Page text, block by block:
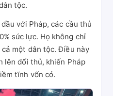
tộc.
với Pháp, các cầu thủ
sức lực. Họ không chỉ
một dân tộc. Điều này
lên đối thủ, khiến Pháp
tĩnh vốn có.